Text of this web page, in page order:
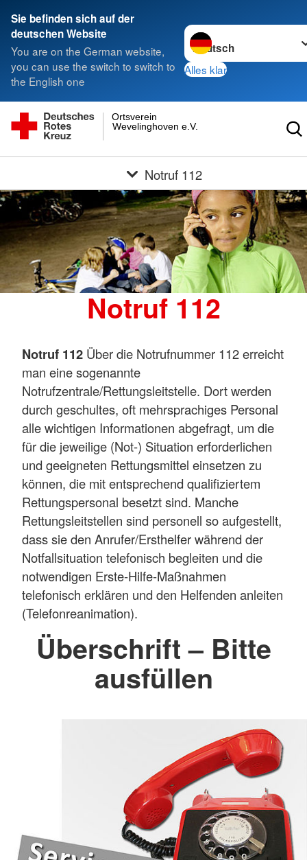
Sie befinden sich auf der
deutschen Website
You are on the German website,
you can use the switch to switch to
the English one
Sprache wechseln zu
Alles klar
Wevelinghoven e.V.
Ortsverein
Notruf 112
Notruf 112
Notruf 112 Über die Notrufnummer 112 erreicht
man eine sogenannte
Notrufzentrale/Rettungsleitstelle. Dort werden
durch geschultes, oft mehrsprachiges Personal
alle wichtigen Informationen abgefragt, um die
für die jeweilige (Not-) Situation erforderlichen
und geeigneten Rettungsmittel einsetzen zu
können, die mit entsprechend qualifiziertem
Rettungspersonal besetzt sind. Manche
Rettungsleitstellen sind personell so aufgestellt,
dass sie den Anrufer/Ersthelfer während der
Notfallsituation telefonisch begleiten und die
notwendigen Erste-Hilfe-Maßnahmen
telefonisch erklären und den Helfenden anleiten
(Telefonreanimation).
Überschrift – Bitte
ausfüllen